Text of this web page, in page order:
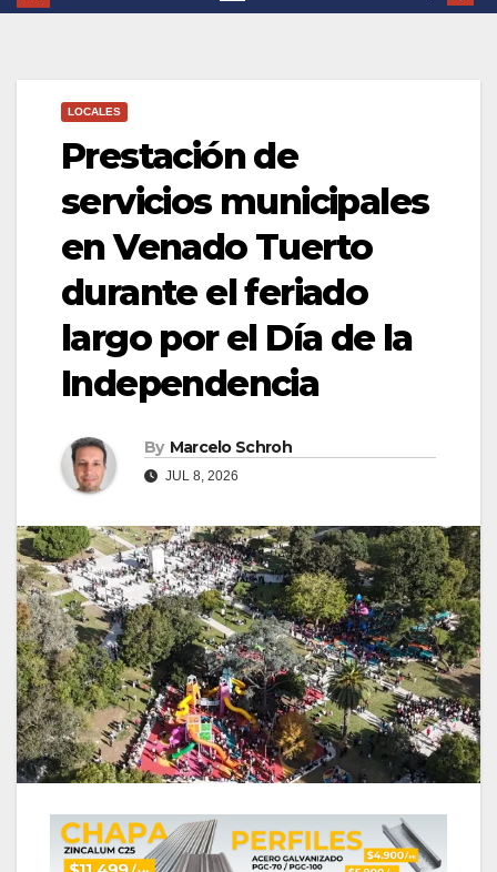
LOCALES
Prestación de
servicios municipales
en Venado Tuerto
durante el feriado
largo por el Día de la
Independencia
By Marcelo Schroh
JUL 8, 2026